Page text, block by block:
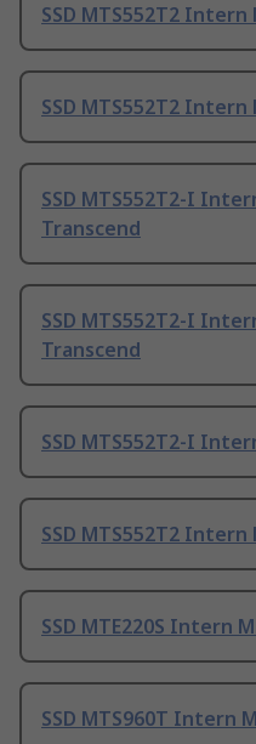
SSD MTS552T2 Intern
SSD MTS552T2 Intern
SSD MTS552T2-I
Transcend
SSD MTS552T2-I
Transcend
SSD MTS552T2-I
SSD MTS552T2 Intern
SSD MTE220S Intern
SSD MTS960T Intern